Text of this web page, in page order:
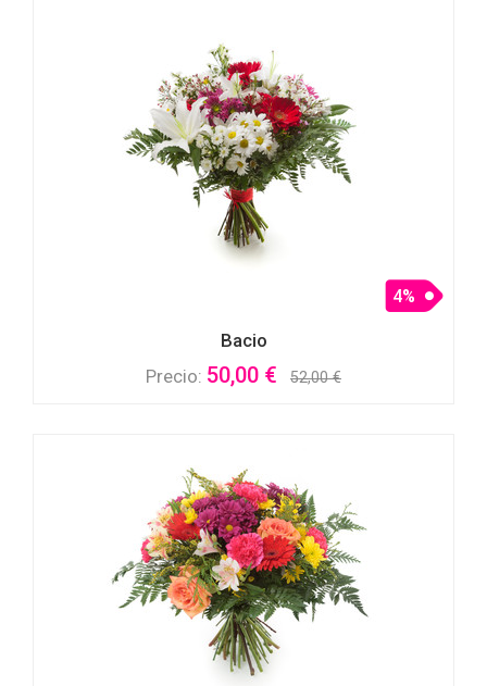
Bacio
4%
Precio: 50,00 € 52,00 €